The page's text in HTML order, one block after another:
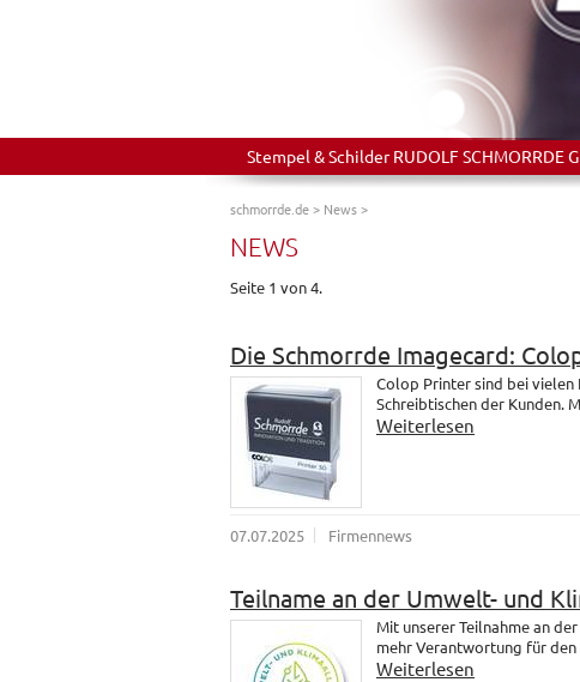
Stempel & Schilder RUDOLF SCHMORRDE
schmorrde.de> News>
NEWS
Seite 1 von 4.
Die Schmorrde Imagecard:
Colop Printer sind bei vielen
Schreibtischen der Kunden.
Weiterlesen
07.07.2025 Firmennews
Teilname an der Umwelt- und
Mit unserer Teilnahme an
mehr Verantwortung für
Weiterlesen